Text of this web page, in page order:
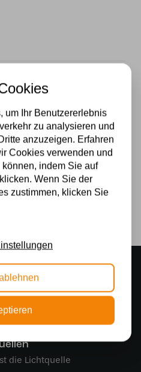
Glas
in Rijssen
die Lichtquelle
um Ihr Benutzererlebnis
zu analysieren und
anzuzeigen. Erfahren
Cookies verwenden und
indem Sie auf
Wenn Sie der
zustimmen, klicken Sie